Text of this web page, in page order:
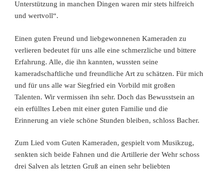
Unterstützung in manchen Dingen waren mir stets hilfreich
und wertvoll“.
Einen guten Freund und liebgewonnenen Kameraden zu
verlieren bedeutet für uns alle eine schmerzliche und bittere
Erfahrung. Alle, die ihn kannten, wussten seine
kameradschaftliche und freundliche Art zu schätzen. Für mich
und für uns alle war Siegfried ein Vorbild mit großen
Talenten. Wir vermissen ihn sehr. Doch das Bewusstsein an
ein erfülltes Leben mit einer guten Familie und die
Erinnerung an viele schöne Stunden bleiben, schloss Bacher.
Zum Lied vom Guten Kameraden, gespielt vom Musikzug,
senkten sich beide Fahnen und die Artillerie der Wehr schoss
drei Salven als letzten Gruß an einen sehr beliebten